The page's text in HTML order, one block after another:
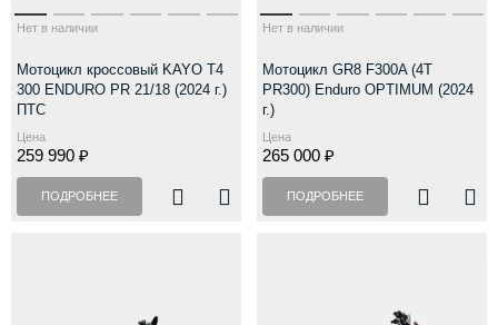
Нет в наличии
Мотоцикл кроссовый KAYO T4
300 ENDURO PR 21/18 (2024 г.)
ПТС
Цена
259 990 ₽
ПОДРОБНЕЕ
Нет в наличии
Мотоцикл GR8 F300A (4T
PR300) Enduro OPTIMUM (2024
г.)
Цена
265 000 ₽
ПОДРОБНЕЕ